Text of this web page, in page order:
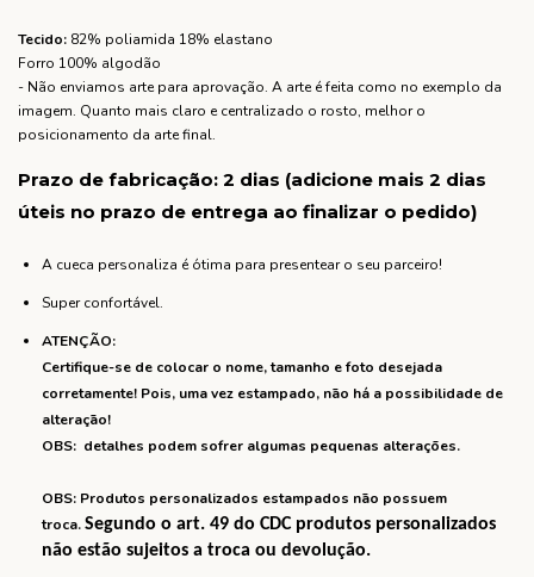
Tecido: 82% poliamida 18% elastano
Forro 100% algodão
- Não enviamos arte para aprovação. A arte é feita como no exemplo da
imagem. Quanto mais claro e centralizado o rosto, melhor o
posicionamento da arte final.
Prazo de fabricação: 2 dias (adicione mais 2 dias
úteis no prazo de entrega ao finalizar o pedido)
A cueca personaliza é ótima para presentear o seu parceiro!
Super confortável.
ATENÇÃO:
Certifique-se de colocar o nome, tamanho e foto desejada
corretamente! Pois, uma vez estampado, não há a possibilidade de
alteração!
OBS: detalhes podem sofrer algumas pequenas alterações.
OBS: Produtos personalizados estampados não possuem
troca.Segundo o art. 49 do CDC produtos personalizados
não estão sujeitos a troca ou devolução.